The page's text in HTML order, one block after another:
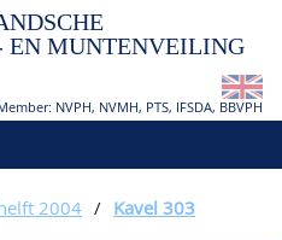
EN MUNTENVEILING
NVPH, NVMH, PTS, IFSDA, BBVPH
2004 / Kavel 303